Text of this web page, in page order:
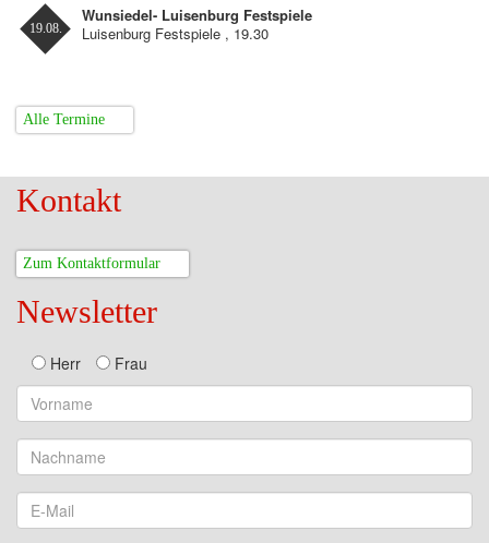
Wunsiedel- Luisenburg Festspiele
Luisenburg Festspiele , 19.30
19.08.
Alle Termine
Kontakt
Zum Kontaktformular
Newsletter
Herr Frau